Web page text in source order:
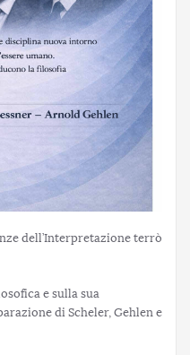
dell’Interpretazione terrò
e sulla sua
di Scheler, Gehlen e